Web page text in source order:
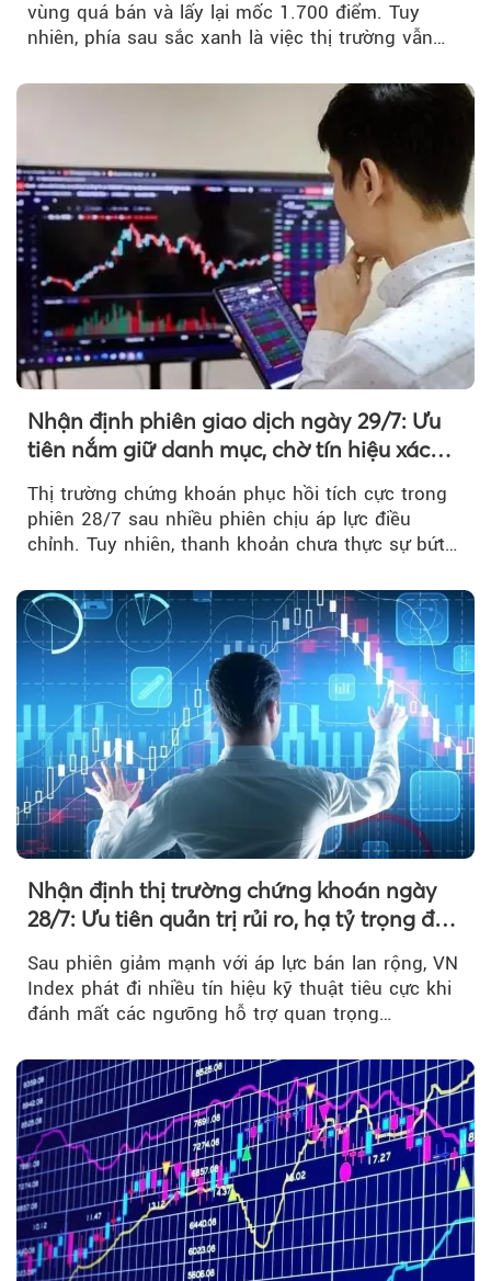
vùng quá bán và lấy lại mốc 1.700 điểm. Tuy
nhiên, phía sau sắc xanh là việc thị trường vẫn
tiền vẫn chưa thực sự trở lại.
Nhận định phiên giao dịch ngày 29/7: Ưu
tiên nắm giữ danh mục, chờ tín hiệu xác
Thị trường chứng khoán phục hồi tích cực trong
phiên 28/7 sau nhiều phiên chịu áp lực điều
chỉnh. Tuy nhiên, thanh khoản chưa thực sự bứt
Nhận định thị trường chứng khoán ngày
28/7: Ưu tiên quản trị rủi ro, hạ tỷ trọng đòn
Sau phiên giảm mạnh với áp lực bán lan rộng, VN
Index phát đi nhiều tín hiệu kỹ thuật tiêu cực khi
đánh mất các ngưỡng hỗ trợ quan trọng…